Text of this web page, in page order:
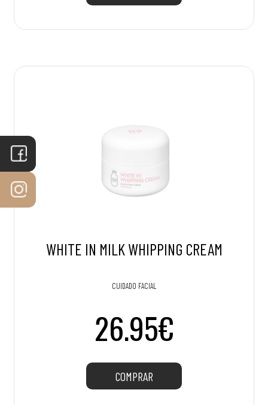
WHITE IN MILK WHIPPING CREAM
CUIDADO FACIAL
26.95€
COMPRAR